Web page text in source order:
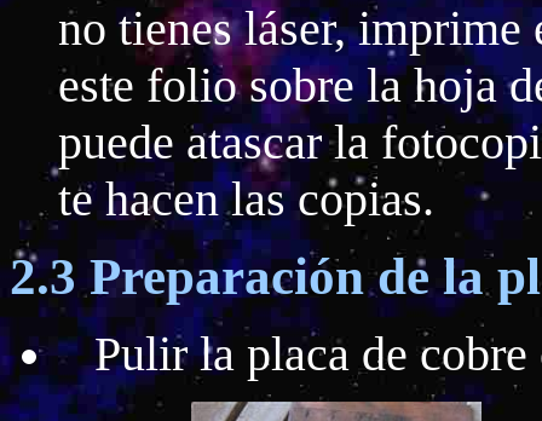
no tienes láser,
este folio sobre la hoja
puede atascar la
te hacen las copias.
2.3 Preparación de la
Pulir la placa de cobre